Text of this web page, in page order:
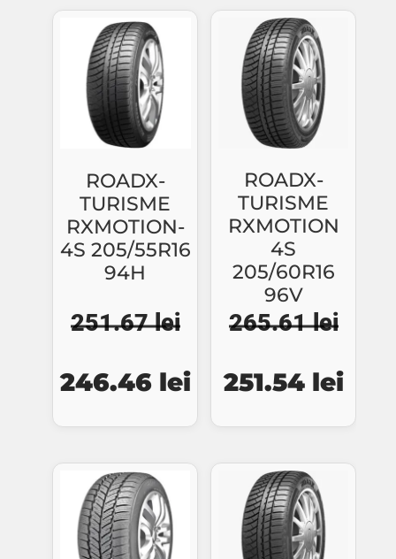
fost:
332.93 lei.
302.29 lei.
fost:
326.25 lei.
ROADX-
TURISME
RXMOTION-
4S 205/55R16
94H
251.67lei
inițial
a
fost:
251.67 lei.
246.46 lei
curent
este:
246.46 lei.
ROADX-
TURISME
RXMOTION
4S
205/60R16
96V
265.61lei
inițial
a
fost:
265.61 lei.
251.54 lei
este: